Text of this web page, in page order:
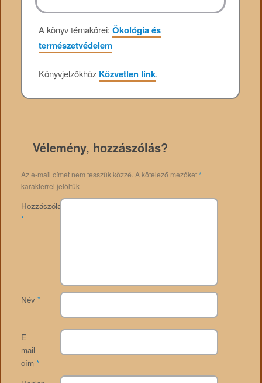
A könyv témakörei:Ökológia és
természetvédelem
Könyvjelzőkhöz Közvetlen link.
Vélemény, hozzászólás?
Az e-mail címet nem tesszük közzé. A kötelező mezőket*
karakterrel jelöltük
Hozzászólás
*
Név *
E-
mail
cím *